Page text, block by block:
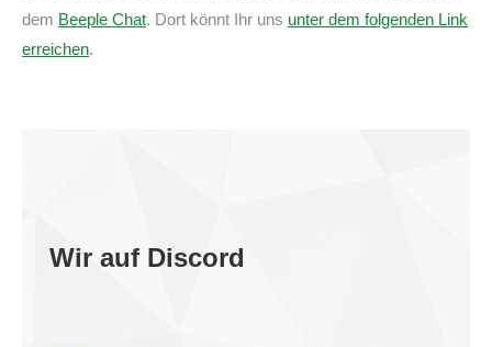
dem Beeple Chat. Dort könnt Ihr uns unter dem folgenden Link
erreichen.
Wir auf Discord